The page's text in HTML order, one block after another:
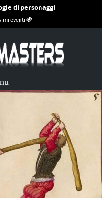
di personaggi
eventi